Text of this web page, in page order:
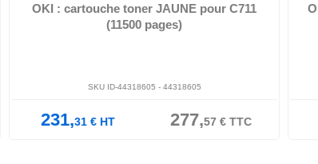
OKI : cartouche toner JAUNE pour C711
(11500 pages)
SKU ID-44318605 - 44318605
231,31€HT 277,57€TTC